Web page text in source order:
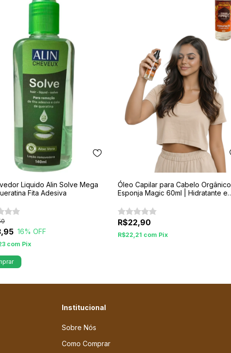
Liquido Alin Solve Mega
Fita Adesiva
16% OFF
com Pix
Óleo Capilar para Cabelo Orgânico
Esponja Magic 60ml | Hidratante e
R$22,90
R$22,21 com Pix
Institucional
Sobre Nós
Como Comprar